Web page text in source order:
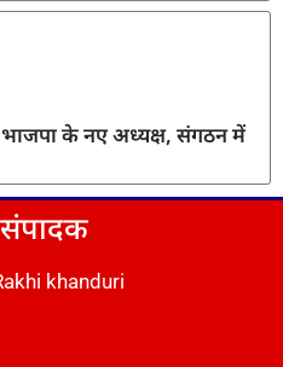
के नए अध्यक्ष, संगठन में
khanduri